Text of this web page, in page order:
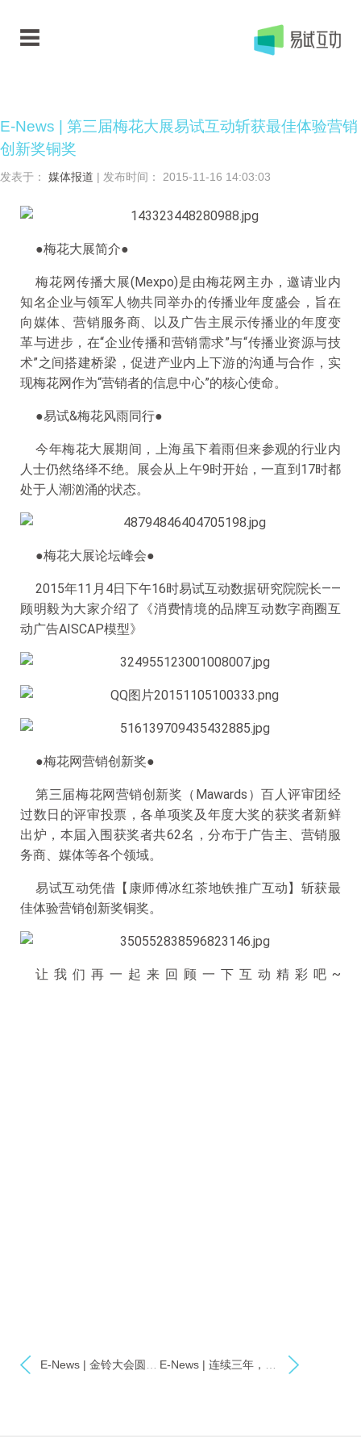
E-News | 第三届梅花大展易试互动斩获最佳体验营销
创新奖铜奖
发表于： 媒体报道 | 发布时间： 2015-11-16 14:03:03
●梅花大展简介●
梅花网传播大展(Mexpo)是由梅花网主办，邀请业内
知名企业与领军人物共同举办的传播业年度盛会，旨在
向媒体、营销服务商、以及广告主展示传播业的年度变
革与进步，在“企业传播和营销需求”与“传播业资源与技
术”之间搭建桥梁，促进产业内上下游的沟通与合作，实
现梅花网作为“营销者的信息中心”的核心使命。
●易试&梅花风雨同行●
今年梅花大展期间，上海虽下着雨但来参观的行业内
人士仍然络绎不绝。展会从上午9时开始，一直到17时都
处于人潮汹涌的状态。
●梅花大展论坛峰会●
2015年11月4日下午16时易试互动数据研究院院长——
顾明毅为大家介绍了《消费情境的品牌互动数字商圈互
动广告AISCAP模型》
●梅花网营销创新奖●
第三届梅花网营销创新奖（Mawards）百人评审团经
过数日的评审投票，各单项奖及年度大奖的获奖者新鲜
出炉，本届入围获奖者共62名，分布于广告主、营销服
务商、媒体等各个领域。
易试互动凭借【康师傅冰红茶地铁推广互动】斩获最
佳体验营销创新奖铜奖。
让我们再一起来回顾一下互动精彩吧~